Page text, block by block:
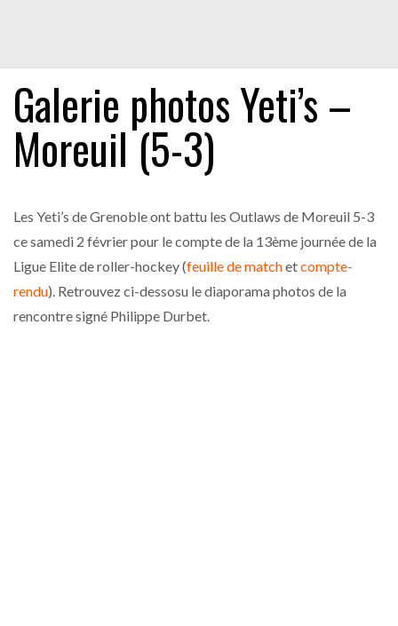
Galerie photos Yeti’s –
Moreuil (5-3)
Les Yeti’s de Grenoble ont battu les Outlaws de Moreuil 5-3
ce samedi 2 février pour le compte de la 13ème journée de la
Ligue Elite de roller-hockey (feuille de matchetcompte-
rendu). Retrouvez ci-dessosu le diaporama photos de la
rencontre signé Philippe Durbet.